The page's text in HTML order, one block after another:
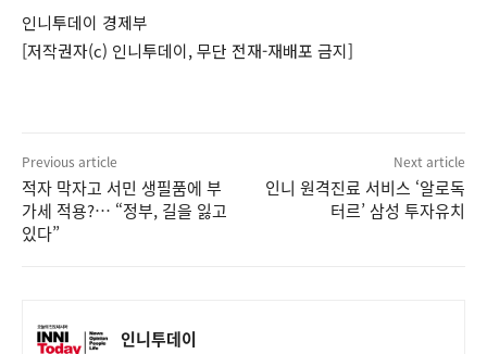
인니투데이 경제부
[저작권자(c) 인니투데이, 무단 전재-재배포 금지]
Previous article
적자 막자고 서민 생필품에 부
가세 적용?… “정부, 길을 잃고
있다”
Next article
인니 원격진료 서비스 ‘알로독
터르’ 삼성 투자유치
인니투데이